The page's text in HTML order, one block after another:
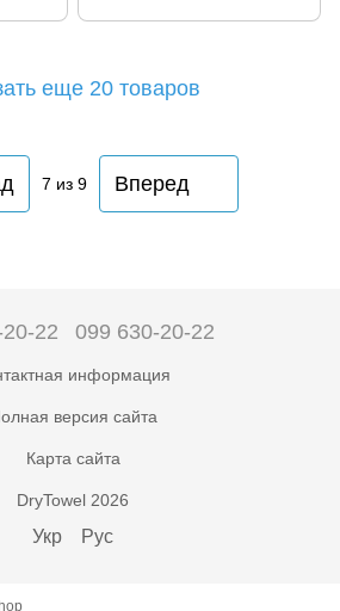
еще 20 товаров
7 из 9 Вперед
22 099 630-20-22
информация
версия сайта
Карта сайта
DryTowel 2026
Укр Рус